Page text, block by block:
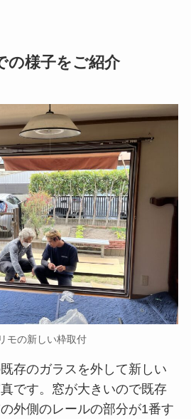
の様子をご紹介
モの新しい枠取付
存のガラスを外して新しい
です。窓が大きいので既存
外側のレールの部分が1番す